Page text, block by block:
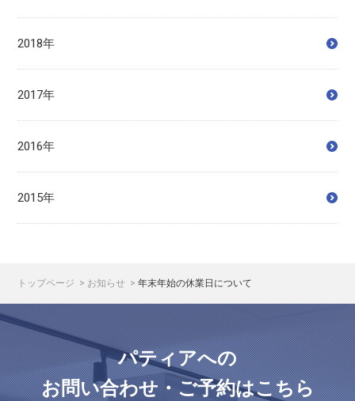
2018年
2017年
2016年
2015年
トップページ お知らせ 年末年始の休業日について
パティアへの
お問い合わせ・ご予約はこちら